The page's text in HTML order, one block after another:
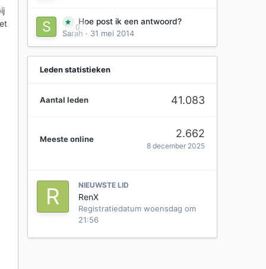
0
Hoe post ik een antwoord?
Sarah · 31 mei 2014
Leden statistieken
Aantal leden 41.083
Meeste online 2.662
8 december 2025
NIEUWSTE LID
RenX
Registratiedatum woensdag om
21:56